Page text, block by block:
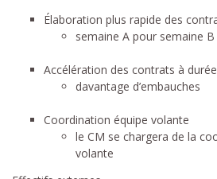
Élaboration plus rapide des
semaine A pour semaine B
Accélération des contrats à
davantage d’embauches
Coordination équipe volante
le CM se chargera de la
volante